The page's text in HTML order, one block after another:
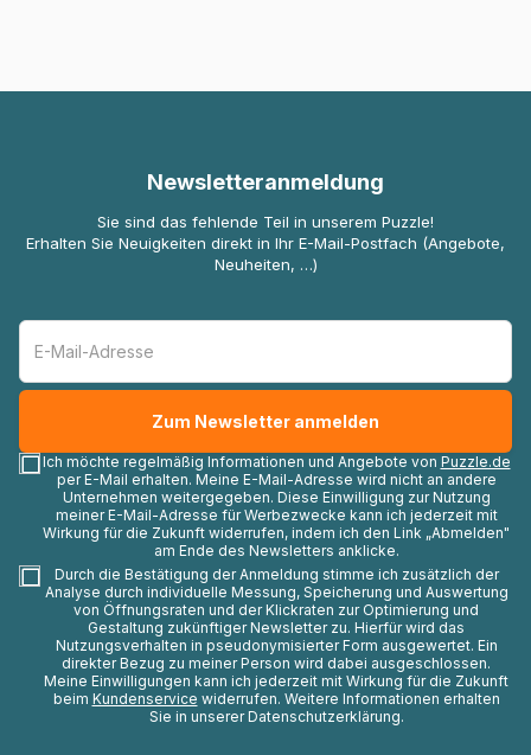
Newsletteranmeldung
Sie sind das fehlende Teil in unserem Puzzle!
Erhalten Sie Neuigkeiten direkt in Ihr E-Mail-Postfach (Angebote,
Neuheiten, …)
Ich möchte regelmäßig Informationen und Angebote von Puzzle.de
per E-Mail erhalten. Meine E-Mail-Adresse wird nicht an andere
Unternehmen weitergegeben. Diese Einwilligung zur Nutzung
meiner E-Mail-Adresse für Werbezwecke kann ich jederzeit mit
Wirkung für die Zukunft widerrufen, indem ich den Link „Abmelden"
am Ende des Newsletters anklicke.
Durch die Bestätigung der Anmeldung stimme ich zusätzlich der
Analyse durch individuelle Messung, Speicherung und Auswertung
von Öffnungsraten und der Klickraten zur Optimierung und
Gestaltung zukünftiger Newsletter zu. Hierfür wird das
Nutzungsverhalten in pseudonymisierter Form ausgewertet. Ein
direkter Bezug zu meiner Person wird dabei ausgeschlossen.
Meine Einwilligungen kann ich jederzeit mit Wirkung für die Zukunft
beim Kundenservice widerrufen. Weitere Informationen erhalten
Sie in unserer Datenschutzerklärung.